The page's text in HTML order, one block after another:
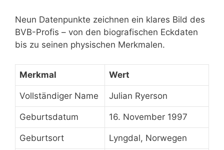
Neun Datenpunkte zeichnen ein klares Bild des
BVB-Profis – von den biografischen Eckdaten
bis zu seinen physischen Merkmalen.
Merkmal Wert
Vollständiger Name Julian Ryerson
Geburtsdatum 16. November 1997
Geburtsort Lyngdal, Norwegen